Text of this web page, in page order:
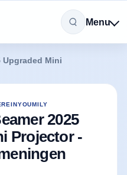
Menu
Upgraded Mini
EINYOUMILY
2025
Projector -